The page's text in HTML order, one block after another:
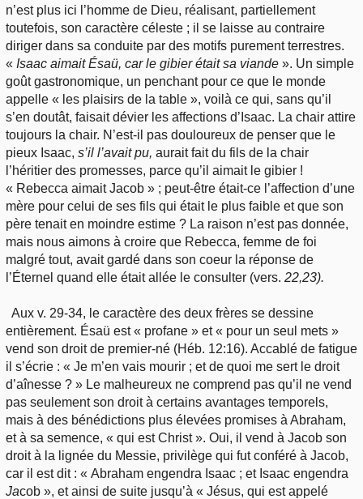
n’est plus ici l’homme de Dieu, réalisant, partiellement
toutefois, son caractère céleste ; il se laisse au contraire
diriger dans sa conduite par des motifs purement terrestres.
« Isaac aimait Ésaü, car le gibier était sa viande ». Un simple
goût gastronomique, un penchant pour ce que le monde
appelle « les plaisirs de la table », voilà ce qui, sans qu’il
s’en doutât, faisait dévier les affections d’Isaac. La chair attire
toujours la chair. N’est-il pas douloureux de penser que le
pieux Isaac, s’il l’avait pu, aurait fait du fils de la chair
l’héritier des promesses, parce qu’il aimait le gibier !
« Rebecca aimait Jacob » ; peut-être était-ce l’affection d’une
mère pour celui de ses fils qui était le plus faible et que son
père tenait en moindre estime ? La raison n’est pas donnée,
mais nous aimons à croire que Rebecca, femme de foi
malgré tout, avait gardé dans son coeur la réponse de
l’Éternel quand elle était allée le consulter (vers. 22,23).
Aux v. 29-34, le caractère des deux frères se dessine
entièrement. Ésaü est « profane » et « pour un seul mets »
vend son droit de premier-né (Héb. 12:16). Accablé de fatigue
il s’écrie : « Je m’en vais mourir ; et de quoi me sert le droit
d’aînesse ? » Le malheureux ne comprend pas qu’il ne vend
pas seulement son droit à certains avantages temporels,
mais à des bénédictions plus élevées promises à Abraham,
et à sa semence, « qui est Christ ». Oui, il vend à Jacob son
droit à la lignée du Messie, privilège qui fut conféré à Jacob,
car il est dit : « Abraham engendra Isaac ; et Isaac engendra
Jacob », et ainsi de suite jusqu’à « Jésus, qui est appelé